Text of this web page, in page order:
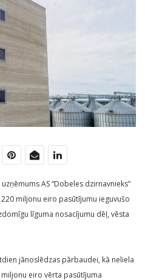
AS “Dobeles dzirnavnieks”
miljonu eiro pasūtījumu ieguvušo
līguma nosacījumu dēļ, vēsta
jānoslēdzas pārbaudei, kā neliela
eiro vērta pasūtījuma